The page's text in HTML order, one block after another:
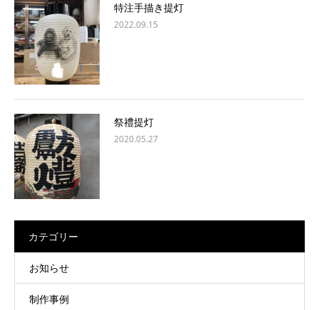
特注手描き提灯
2022.09.15
祭禮提灯
2020.05.27
カテゴリー
お知らせ
制作事例